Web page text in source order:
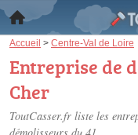
Accueil > Centre-Val de Loire
Entreprise de
Cher
ToutCasser.fr liste les